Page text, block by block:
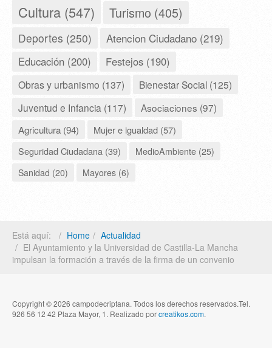
Cultura (547) Turismo (405)
Deportes (250) Atencion Ciudadano (219)
Educación (200) Festejos (190)
Obras y urbanismo (137)
Bienestar Social (125)
Juventud e Infancia (117)
Asociaciones (97)
Agricultura (94)
Mujer e igualdad (57)
Seguridad Ciudadana (39)
MedioAmbiente (25)
Sanidad (20)
Mayores (6)
Está aquí: Home
Actualidad
El Ayuntamiento y la Universidad de Castilla-La Mancha
impulsan la formación a través de la firma de un convenio
Copyright © 2026 campodecriptana. Todos los derechos reservados.Tel.
926 56 12 42 Plaza Mayor, 1. Realizado porcreatikos.com.